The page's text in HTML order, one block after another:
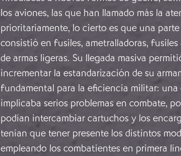
los aviones, las que han llamado más la
prioritariamente, lo cierto es que una
consistió en fusiles, ametralladoras,
de armas ligeras. Su llegada masiva
incrementar la estandarización de su
fundamental para la eficiencia militar:
implicaba serios problemas en combate,
podían intercambiar cartuchos y los
tenían que tener presente los distintos
empleando los combatientes en primera